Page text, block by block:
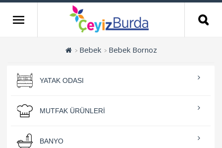
Bebek Bebek Bornoz
YATAK ODASI
MUTFAK ÜRÜNLERI
BANYO